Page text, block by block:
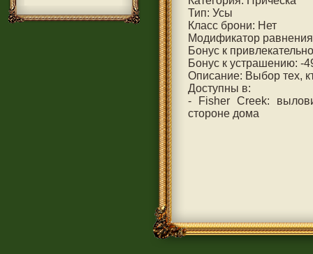
Тип: Усы
Класс брони: Нет
Модификатор
Бонус к
Бонус к устрашению: -
Описание: Выбор тех,
Доступны в:
- Fisher Creek:
стороне дома